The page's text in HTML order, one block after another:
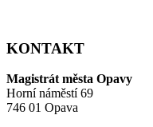
KONTAKT
Magistrát města Opavy
Horní náměstí 69
746 01 Opava